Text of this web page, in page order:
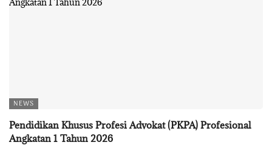
NEWS
Pendidikan Khusus Profesi Advokat (PKPA) Profesional
Angkatan 1 Tahun 2026